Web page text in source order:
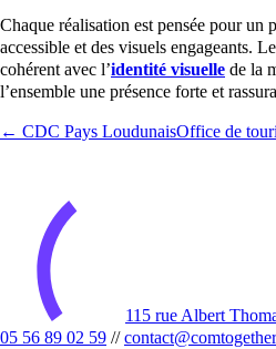
Chaque réalisation est pensée pour un
accessible et des visuels engageants. Le
cohérent avec l’identité visuelle de la
l’ensemble une présence forte et
← CDC Pays LoudunaisOffice de
115 rue Albert
05 56 89 02 59 //